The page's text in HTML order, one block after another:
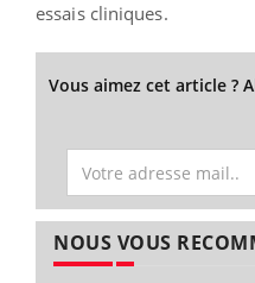
essais cliniques.
Vous aimez cet article ?
NOUS VOUS